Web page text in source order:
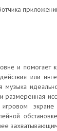
и помогает
или
экране